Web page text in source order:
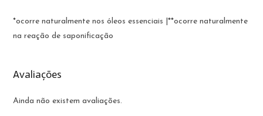
*ocorre naturalmente nos óleos essenciais |**ocorre naturalmente
na reação de saponificação
Avaliações
Ainda não existem avaliações.